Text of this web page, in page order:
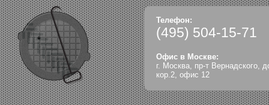
Телефон:
(495) 504-15-71
Офис в Москве:
г. Москва, пр-т Вернадского,
кор.2, офис 12